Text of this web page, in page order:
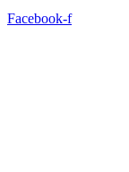
Facebook-f